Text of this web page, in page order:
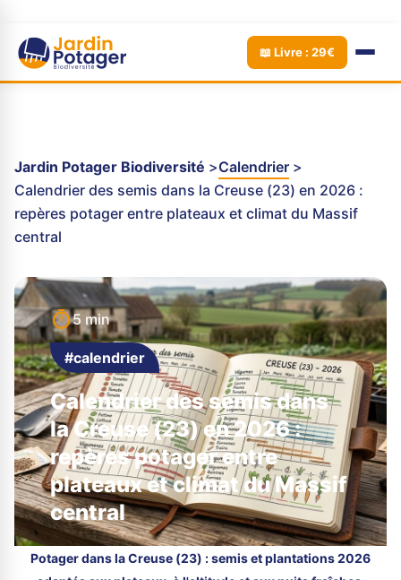
📖 Livre : 29€
Jardin Potager Biodiversité
Calendrier
Calendrier des semis dans la Creuse (23) en 2026 :
repères potager entre plateaux et climat du Massif
central
5 min
#calendrier
Calendrier des semis dans
la Creuse (23) en 2026 :
repères potager entre
plateaux et climat du Massif
central
Potager dans la Creuse (23) : semis et plantations 2026